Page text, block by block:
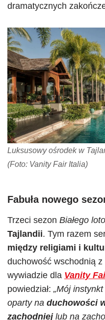
dramatycznych
Luksusowy ośrodek w
(Foto: Vanity Fair Italia)
Fabuła nowego
Trzeci sezon Białego loto
Tajlandii. Tym razem
między religiami i
duchowość wschodnią
wywiadzie dla Vanity
powiedział: „Mój
oparty na duchowości
zachodniejlub na